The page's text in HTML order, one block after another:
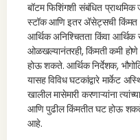
बॉटम फिशिंगशी संबंधित
स्टॉक आणि इतर ॲसेट्सची
आर्थिक अनिश्चितता किंवा आर्थिक
ओळखल्यानंतरही, किंमती कमी
होऊ शकते. आर्थिक निर्देशक,
यासह विविध घटकांद्वारे मार्केट
खालील मासेमारी करणाऱ्यांना
आणि पुढील किंमतीत घट होऊ
आहे.